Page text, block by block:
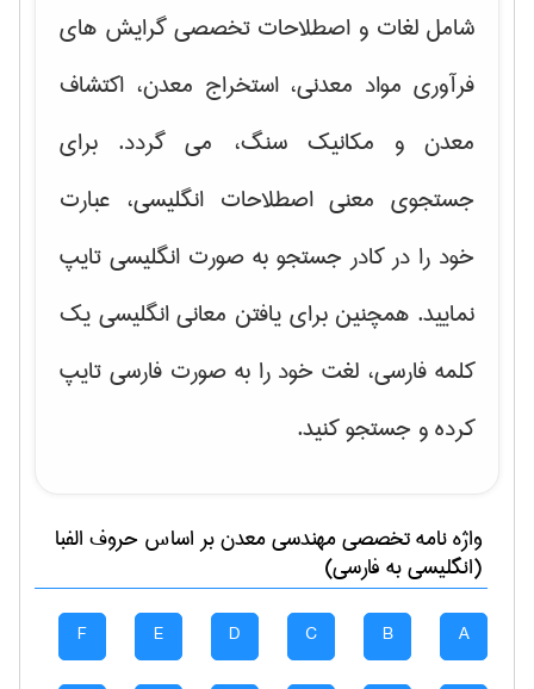
شامل لغات و اصطلاحات تخصصی گرایش های
فرآوری مواد معدنی، استخراج معدن، اکتشاف
معدن و مکانیک سنگ، می گردد. برای
جستجوی معنی اصطلاحات انگلیسی، عبارت
خود را در کادر جستجو به صورت انگلیسی تایپ
نمایید. همچنین برای یافتن معانی انگلیسی یک
کلمه فارسی، لغت خود را به صورت فارسی تایپ
کرده و جستجو کنید.
واژه نامه تخصصیمهندسی معدنبر اساس حروف الفبا
(انگلیسی به فارسی)
A
B
C
D
E
F